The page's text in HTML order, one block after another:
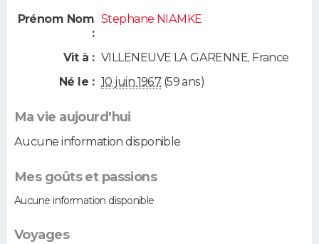
Prénom Nom
:
Stephane NIAMKE
Vit à : VILLENEUVE LA GARENNE, France
Né le : 10 juin 1967(59 ans)
Ma vie aujourd'hui
Aucune information disponible
Mes goûts et passions
Aucune information disponible
Voyages